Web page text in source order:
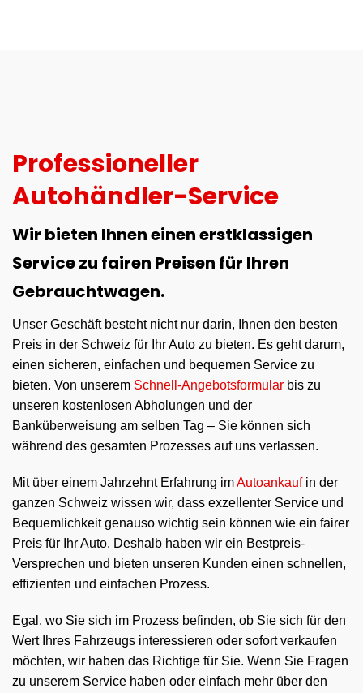
Professioneller
Autohändler-Service
Wir bieten Ihnen einen erstklassigen
Service zu fairen Preisen für Ihren
Gebrauchtwagen.
Unser Geschäft besteht nicht nur darin, Ihnen den besten
Preis in der Schweiz für Ihr Auto zu bieten. Es geht darum,
einen sicheren, einfachen und bequemen Service zu
bieten. Von unserem Schnell-Angebotsformular bis zu
unseren kostenlosen Abholungen und der
Banküberweisung am selben Tag – Sie können sich
während des gesamten Prozesses auf uns verlassen.
Mit über einem Jahrzehnt Erfahrung imAutoankaufin der
ganzen Schweiz wissen wir, dass exzellenter Service und
Bequemlichkeit genauso wichtig sein können wie ein fairer
Preis für Ihr Auto. Deshalb haben wir ein Bestpreis-
Versprechen und bieten unseren Kunden einen schnellen,
effizienten und einfachen Prozess.
Egal, wo Sie sich im Prozess befinden, ob Sie sich für den
Wert Ihres Fahrzeugs interessieren oder sofort verkaufen
möchten, wir haben das Richtige für Sie. Wenn Sie Fragen
zu unserem Service haben oder einfach mehr über den